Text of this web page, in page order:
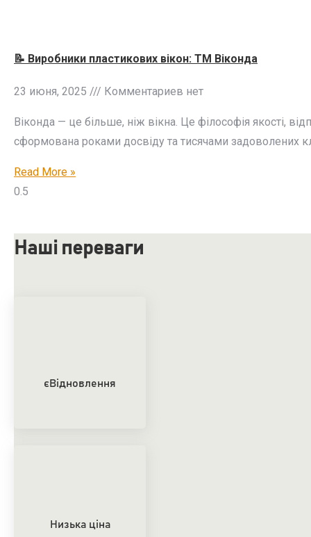
📝 Виробники пластикових вікон: ТМ Віконда
23 июня, 2025 Комментариев нет
Віконда — це більше, ніж вікна. Це філософія якості,
сформована роками досвіду та тисячами задоволених
Read More »
Наші переваги
єВідновлення
Низька ціна